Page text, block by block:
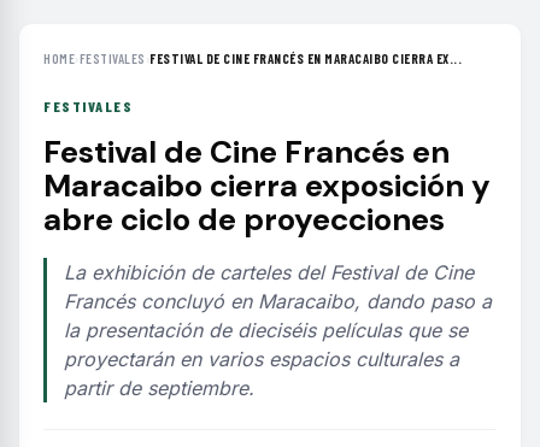
HOME›FESTIVALES ›FESTIVAL DE CINE FRANCÉS EN MARACAIBO CIERRA EX...
FESTIVALES
Festival de Cine Francés en
Maracaibo cierra exposición y
abre ciclo de proyecciones
La exhibición de carteles del Festival de Cine
Francés concluyó en Maracaibo, dando paso a
la presentación de dieciséis películas que se
proyectarán en varios espacios culturales a
partir de septiembre.